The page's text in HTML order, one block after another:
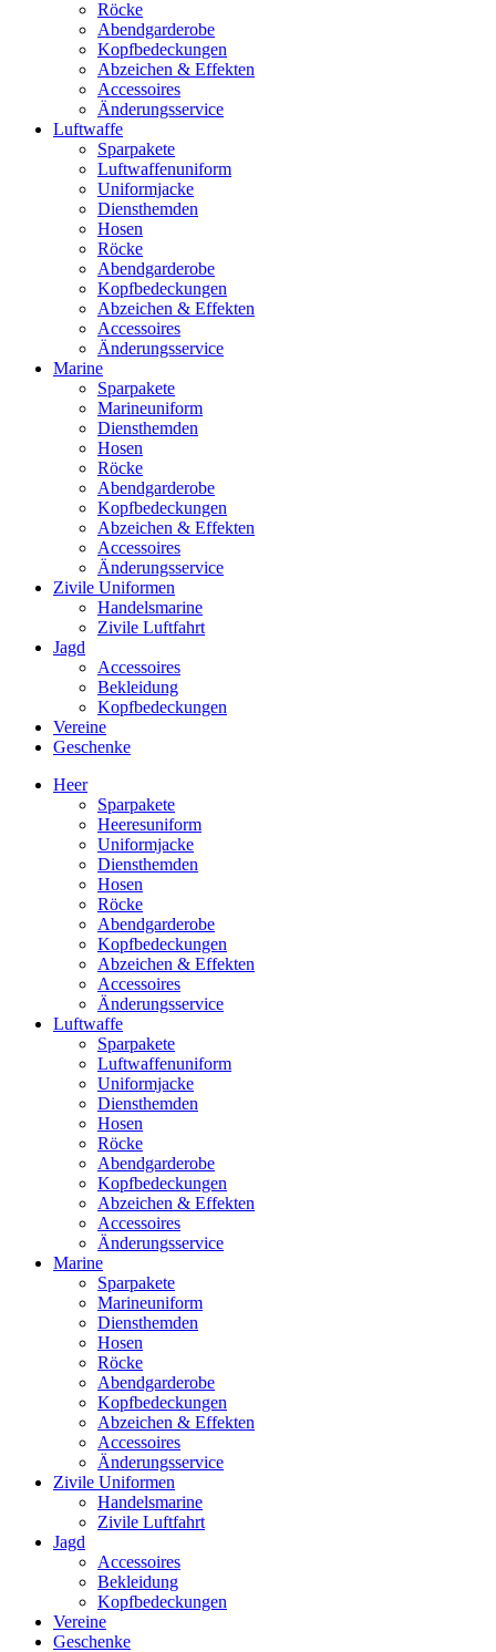
Röcke
Abendgarderobe
Kopfbedeckungen
Abzeichen & Effekten
Accessoires
Änderungsservice
Luftwaffe
Sparpakete
Luftwaffenuniform
Uniformjacke
Diensthemden
Hosen
Röcke
Abendgarderobe
Kopfbedeckungen
Abzeichen & Effekten
Accessoires
Änderungsservice
Marine
Sparpakete
Marineuniform
Diensthemden
Hosen
Röcke
Abendgarderobe
Kopfbedeckungen
Abzeichen & Effekten
Accessoires
Änderungsservice
Zivile Uniformen
Handelsmarine
Zivile Luftfahrt
Jagd
Accessoires
Bekleidung
Kopfbedeckungen
Vereine
Geschenke
Heer
Sparpakete
Heeresuniform
Uniformjacke
Diensthemden
Hosen
Röcke
Abendgarderobe
Kopfbedeckungen
Abzeichen & Effekten
Accessoires
Änderungsservice
Luftwaffe
Sparpakete
Luftwaffenuniform
Uniformjacke
Diensthemden
Hosen
Röcke
Abendgarderobe
Kopfbedeckungen
Abzeichen & Effekten
Accessoires
Änderungsservice
Marine
Sparpakete
Marineuniform
Diensthemden
Hosen
Röcke
Abendgarderobe
Kopfbedeckungen
Abzeichen & Effekten
Accessoires
Änderungsservice
Zivile Uniformen
Handelsmarine
Zivile Luftfahrt
Jagd
Accessoires
Bekleidung
Kopfbedeckungen
Vereine
Geschenke